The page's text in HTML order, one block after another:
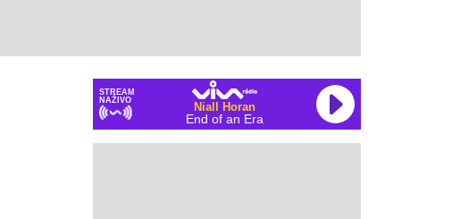
STREAM
NAŽIVO
Niall Horan
End of an Era